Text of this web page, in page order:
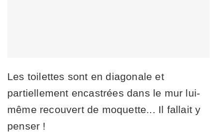
Les toilettes sont en diagonale et
partiellement encastrées dans le mur lui-
même recouvert de moquette... Il fallait y
penser !